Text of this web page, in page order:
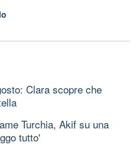
Clara scopre che
Turchia, Akif su una
tutto'